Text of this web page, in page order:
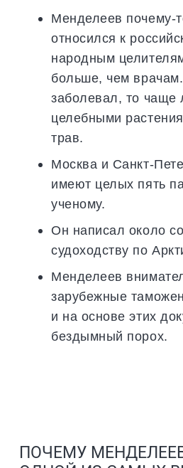
Менделеев почему-
относился к
народным
больше, чем
заболевал, то чаще
целебными
трав.
Москва и Санкт-
имеют целых пять
ученому.
Он написал около
судоходству по
Менделеев
зарубежные
и на основе этих
бездымный порох.
ПОЧЕМУ